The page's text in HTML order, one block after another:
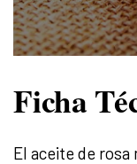
Ficha
El aceite de